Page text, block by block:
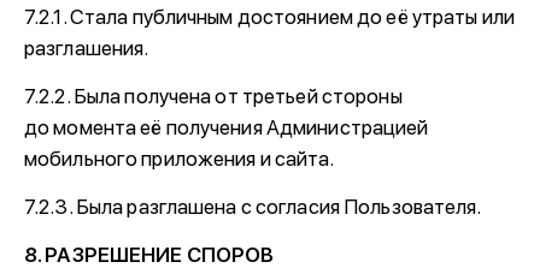
7.2.1. Стала публичным достоянием до её утраты или
разглашения.
7.2.2. Была получена от третьей стороны
до момента её получения Администрацией
мобильного приложения и сайта.
7.2.3. Была разглашена с согласия Пользователя.
8. РАЗРЕШЕНИЕ СПОРОВ